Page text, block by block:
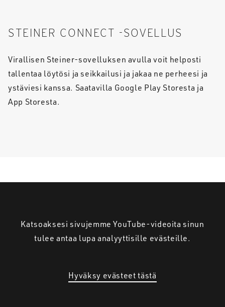
STEINER CONNECT -SOVELLUS
Virallisen Steiner-sovelluksen avulla voit helposti
tallentaa löytösi ja seikkailusi ja jakaa ne perheesi ja
ystäviesi kanssa. Saatavilla Google Play Storesta ja
App Storesta.
Katsoaksesi sivujemme YouTube-videoita sinun
tulee antaa lupa analyyttisille evästeille.
Hyväksy evästeet tästä